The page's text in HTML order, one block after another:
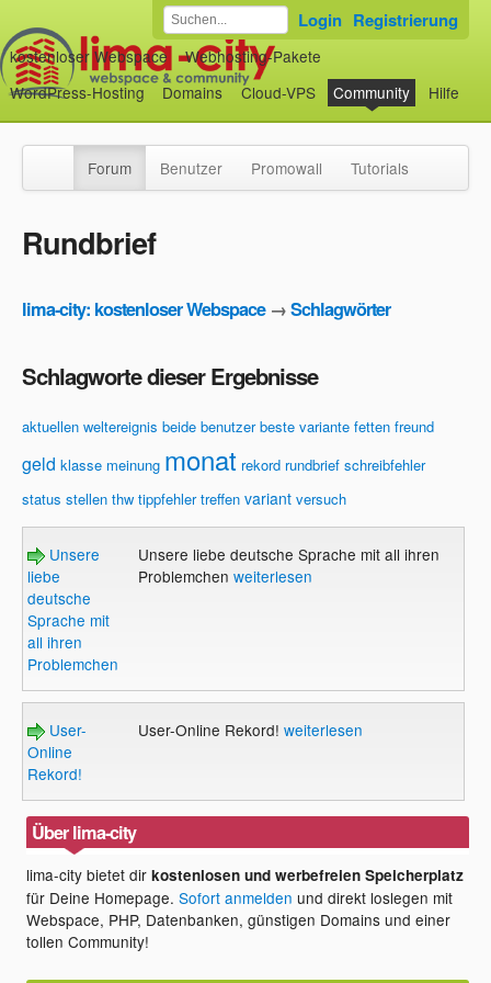
kostenloser Webspace
Webhosting-Pakete
WordPress-Hosting
Domains Cloud-VPS Community Hilfe
Login Registrierung
Forum Benutzer Promowall Tutorials
Rundbrief
lima-city: kostenloser Webspace→Schlagwörter
Schlagworte dieser Ergebnisse
aktuellen weltereignis beide benutzer beste variante fetten freund
geld klasse meinung monat rekord rundbrief schreibfehler
status stellen thw tippfehler treffen variant versuch
Unsere
liebe
deutsche
Sprache mit
all ihren
Problemchen
Unsere liebe deutsche Sprache mit all ihren
Problemchen weiterlesen
User-
Online
Rekord!
User-Online Rekord! weiterlesen
Über lima-city
lima-city bietet dirkostenlosen und werbefreien Speicherplatz
für Deine Homepage.Sofort anmelden und direkt loslegen mit
Webspace, PHP, Datenbanken, günstigen Domains und einer
tollen Community!